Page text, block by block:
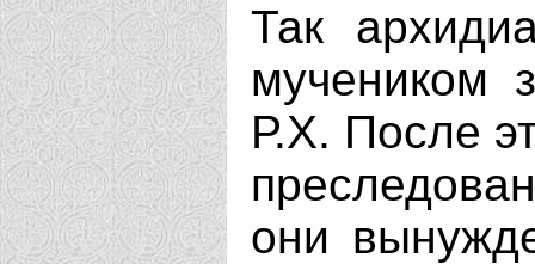
Так
мучеником
Р.X. После
они